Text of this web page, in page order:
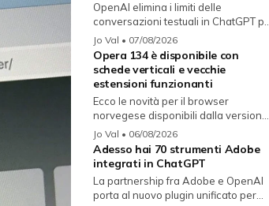
OpenAI elimina i limiti delle
conversazioni testuali in ChatGPT per
i...Jo Val • 07/08/2026
Opera 134 è disponibile con
schede verticali e vecchie
estensioni funzionanti
Ecco le novità per il browser
norvegese disponibili dalla versione
134...
Jo Val • 06/08/2026
Adesso hai 70 strumenti Adobe
integrati in ChatGPT
La partnership fra Adobe e OpenAI
porta al nuovo plugin unificato per...